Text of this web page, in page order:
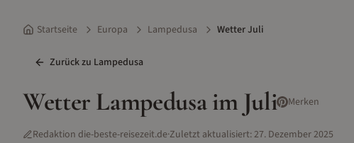
Startseite Europa Lampedusa Wetter Juli
Zurück zu Lampedusa
Wetter Lampedusaim Juli Merken
Redaktion die-beste-reisezeit.de·Zuletzt aktualisiert:27. Dezember 2025